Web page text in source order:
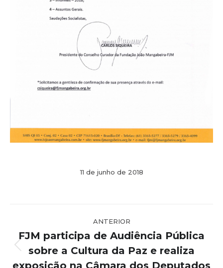
11 de junho de 2018
de
post:
ANTERIOR
Post
anterior:
FJM participa de Audiência Pública
sobre a Cultura da Paz e realiza
exposição na Câmara dos Deputados